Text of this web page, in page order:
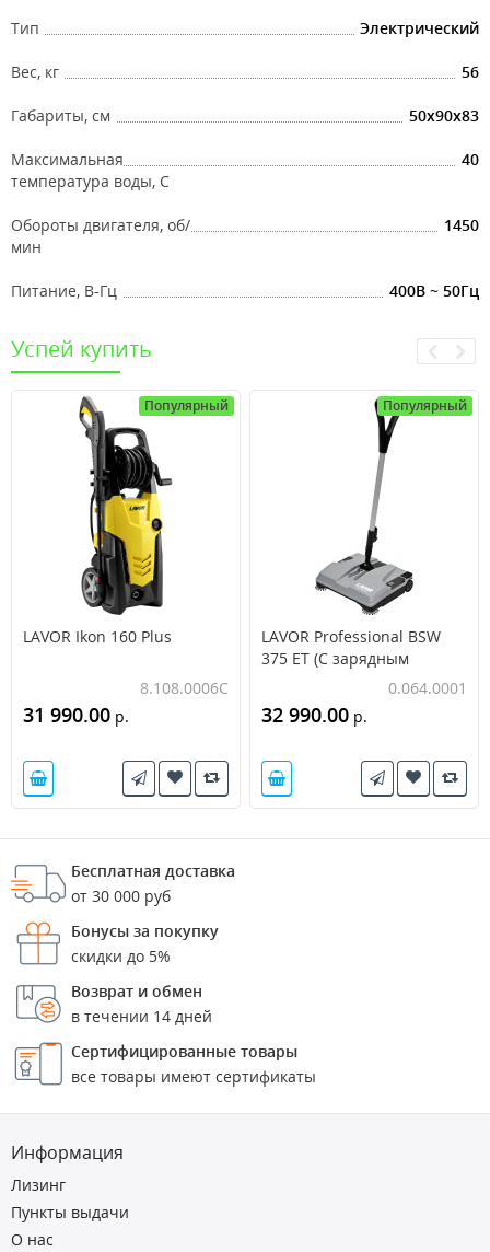
Тип Электрический
Вес, кг 56
Габариты, см 50x90x83
Максимальная
температура воды, С
40
Обороты двигателя, об/
мин
1450
Питание, В-Гц 400В ~ 50Гц
Успей купить
Популярный
LAVOR Ikon 160 Plus
8.108.0006C
31 990.00 р.
Популярный
LAVOR Professional BSW
375 ET (С зарядным
устройством и АКБ)0.064.0001
32 990.00 р.
Бесплатная доставка
от 30 000 руб
Бонусы за покупку
скидки до 5%
Возврат и обмен
в течении 14 дней
Сертифицированные товары
все товары имеют сертификаты
Информация
Лизинг
Пункты выдачи
О нас